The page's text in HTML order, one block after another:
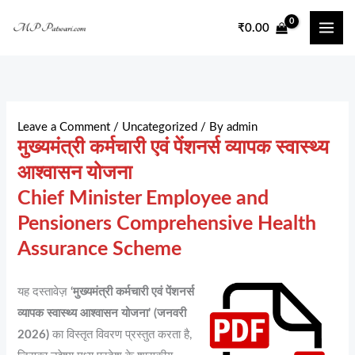
₹0.00
Leave a Comment / Uncategorized / Byadmin
मुख्यमंत्री कर्मचारी एवं पेंशनर्स व्यापक स्वास्थ्य
आश्वासन योजना
Chief Minister Employee and
Pensioners Comprehensive Health
Assurance Scheme
यह दस्तावेज़‘मुख्यमंत्री कर्मचारी एवं पेंशनर्स
व्यापक स्वास्थ्य आश्वासन योजना’ (जनवरी
2026) का विस्तृत विवरण प्रस्तुत करता है,